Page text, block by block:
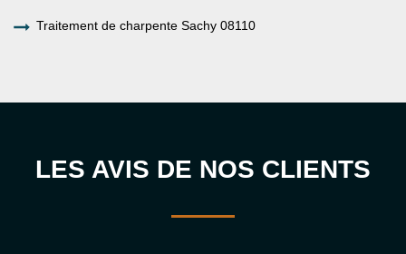
Traitement de charpente Sachy 08110
LES AVIS DE NOS CLIENTS